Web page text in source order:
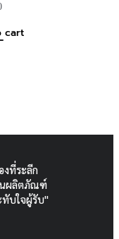
cart
ที่ระลีก
นผลิตภัณฑ์
ทับใจผู้รับ"